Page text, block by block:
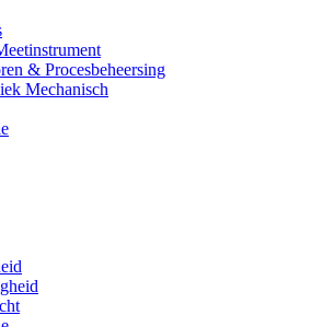
& Procesbeheersing
Mechanisch